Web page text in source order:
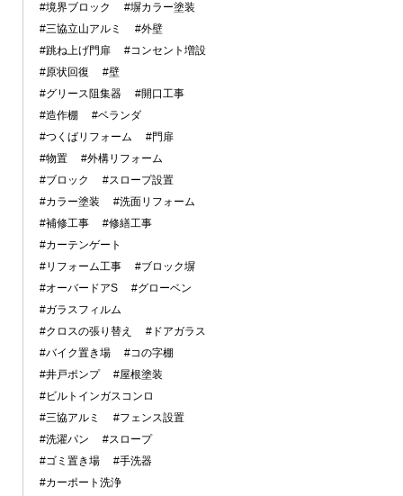
#境界ブロック
#塀カラー塗装
#三協立山アルミ
#外壁
#跳ね上げ門扉
#コンセント増設
#原状回復
#壁
#グリース阻集器
#開口工事
#造作棚
#ベランダ
#つくばリフォーム
#門扉
#物置
#外構リフォーム
#ブロック
#スロープ設置
#カラー塗装
#洗面リフォーム
#補修工事
#修繕工事
#カーテンゲート
#リフォーム工事
#ブロック塀
#オーバードアS
#グローベン
#ガラスフィルム
#クロスの張り替え
#ドアガラス
#バイク置き場
#コの字棚
#井戸ポンプ
#屋根塗装
#ビルトインガスコンロ
#三協アルミ
#フェンス設置
#洗濯パン
#スロープ
#ゴミ置き場
#手洗器
#カーポート洗浄